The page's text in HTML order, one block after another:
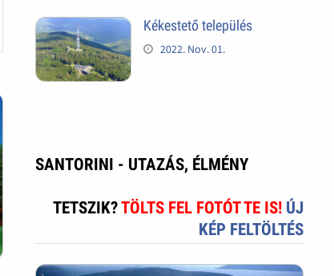
Kékestető település
2022. Nov. 01.
SANTORINI - UTAZÁS, ÉLMÉNY
TETSZIK?TÖLTS FEL FOTÓT TE IS! ÚJ
KÉP FELTÖLTÉS